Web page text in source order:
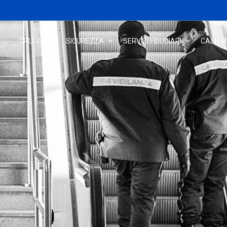
GRUPPO SICUREZZA SERVIZI FIDUCIARI CASH